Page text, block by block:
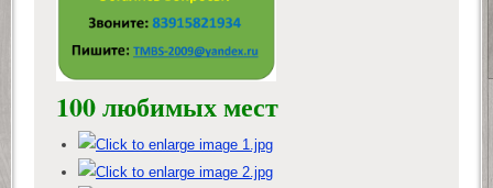
100 любимых мест